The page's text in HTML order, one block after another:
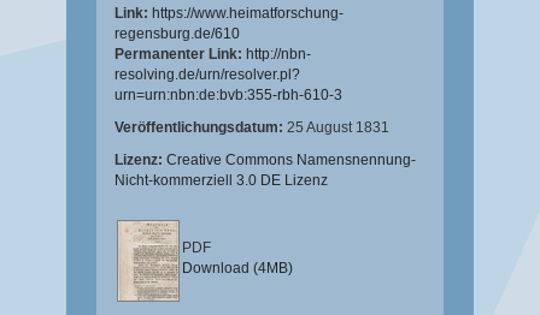
Link: https://www.heimatforschung-
regensburg.de/610
Permanenter Link: http://nbn-
resolving.de/urn/resolver.pl?
urn=urn:nbn:de:bvb:355-rbh-610-3
Veröffentlichungsdatum: 25 August 1831
Lizenz: Creative Commons Namensnennung-
Nicht-kommerziell 3.0 DE Lizenz
PDF
Download (4MB)